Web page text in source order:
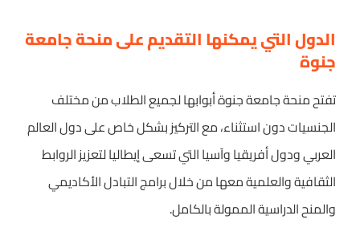
الدول التي يمكنها التقديم على منحة جامعة
جنوة
تفتح منحة جامعة جنوة أبوابها لجميع الطلاب من مختلف
الجنسيات دون استثناء، مع التركيز بشكل خاص على دول العالم
العربي ودول أفريقيا وآسيا التي تسعى إيطاليا لتعزيز الروابط
الثقافية والعلمية معها من خلال برامج التبادل الأكاديمي
والمنح الدراسية الممولة بالكامل.